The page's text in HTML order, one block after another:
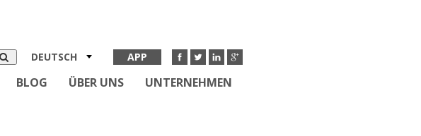
APP
DEUTSCH
BLOG ÜBER UNS UNTERNEHMEN